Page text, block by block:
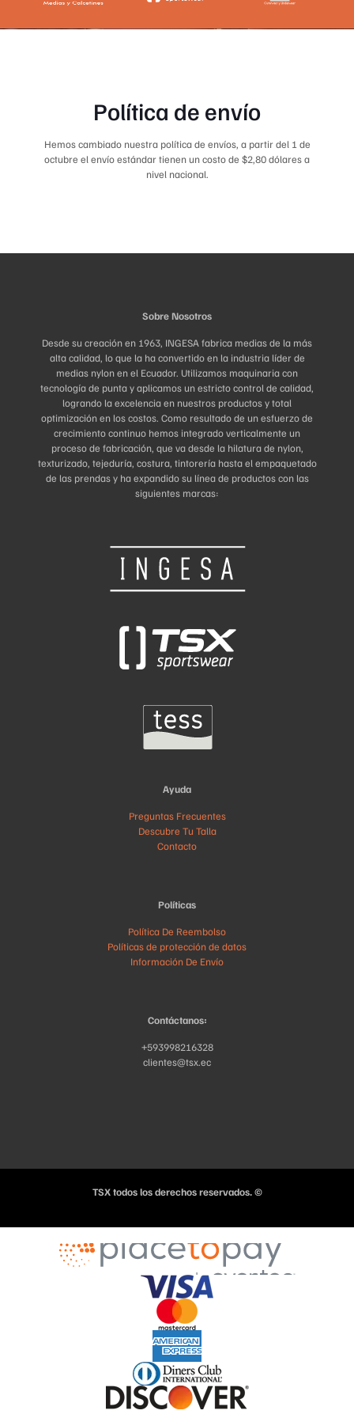
Política de envío
Hemos cambiado nuestra política de envíos, a partir del 1 de
octubre el envío estándar tienen un costo de $2,80 dólares a
nivel nacional.
Sobre Nosotros
Desde su creación en 1963, INGESA fabrica medias de la más
alta calidad, lo que la ha convertido en la industria líder de
medias nylon en el Ecuador. Utilizamos maquinaria con
tecnología de punta y aplicamos un estricto control de calidad,
logrando la excelencia en nuestros productos y total
optimización en los costos. Como resultado de un esfuerzo de
crecimiento continuo hemos integrado verticalmente un
proceso de fabricación, que va desde la hilatura de nylon,
texturizado, tejeduría, costura, tintorería hasta el empaquetado
de las prendas y ha expandido su línea de productos con las
siguientes marcas:
Ayuda
Preguntas Frecuentes
Descubre Tu Talla
Contacto
Políticas
Política De Reembolso
Políticas de protección de datos
Información De Envío
Contáctanos:
+593998216328
clientes@tsx.ec
TSX todos los derechos reservados. ©